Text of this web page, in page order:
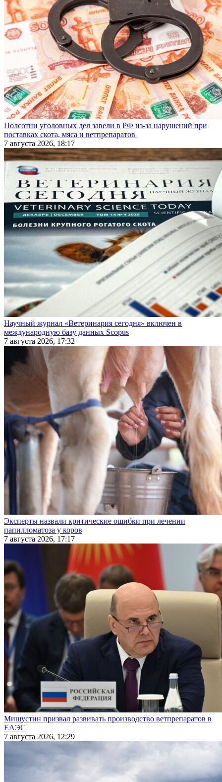
Полсотни уголовных дел завели в РФ из-за нарушений при
поставках скота, мяса и ветпрепаратов
7 августа 2026, 18:17
Научный журнал «Ветеринария сегодня» включен в
международную базу данных Scopus
7 августа 2026, 17:32
Эксперты назвали критические ошибки при лечении
папилломатоза у коров
7 августа 2026, 17:17
Мишустин призвал развивать производство ветпрепаратов в
ЕАЭС
7 августа 2026, 12:29